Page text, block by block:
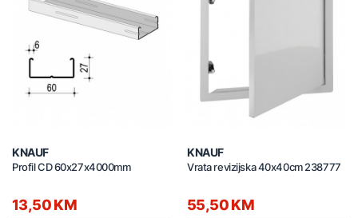
KNAUF
Profil CD 60x27x4000mm
13,50 KM
KNAUF
Vrata revizijska 40x40cm 238777
55,50 KM